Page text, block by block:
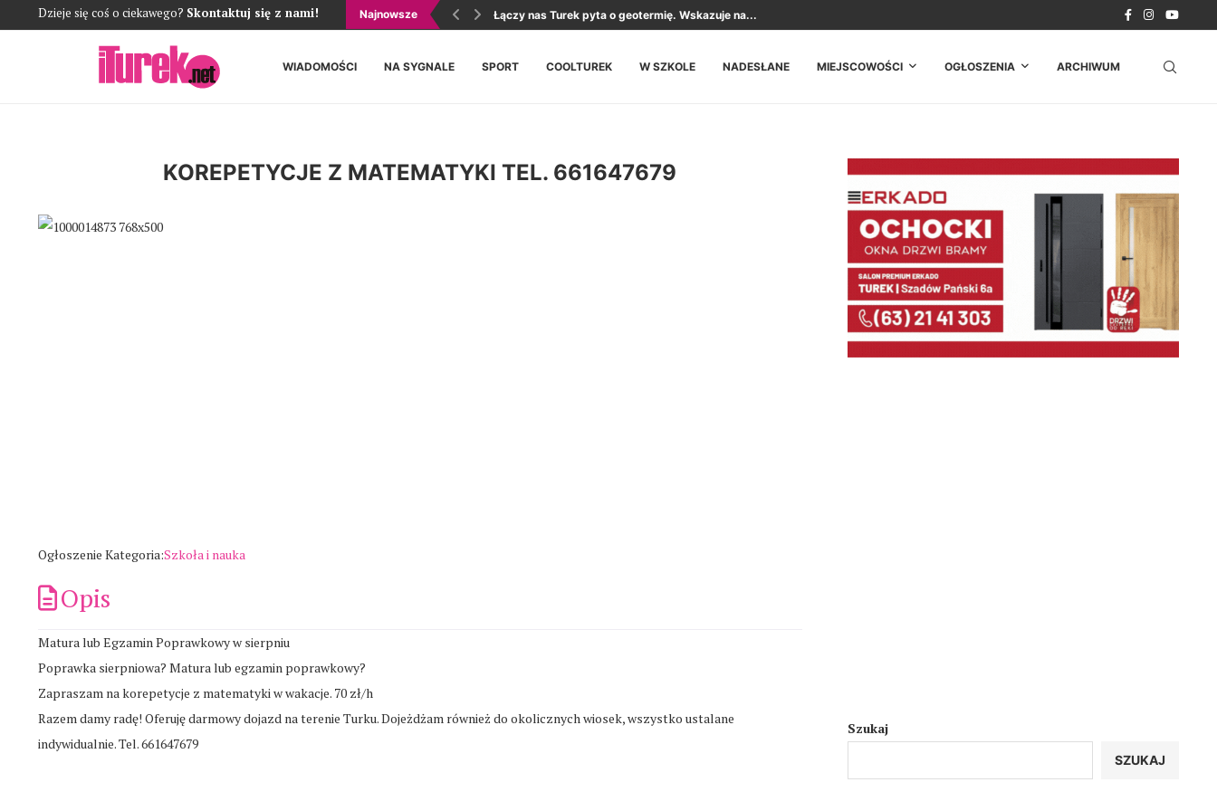
Dzieje się coś o ciekawego? Skontaktuj się z nami! Najnowsze Łączy nas Turek pyta o geotermię. Wskazuje na...
WIADOMOŚCI NA SYGNALE SPORT COOLTUREK W SZKOLE NADESŁANE MIEJSCOWOŚCI OGŁOSZENIA ARCHIWUM
KOREPETYCJE Z MATEMATYKI TEL. 661647679
Ogłoszenie Kategoria:Szkoła i nauka
Opis
Matura lub Egzamin Poprawkowy w sierpniu
Poprawka sierpniowa? Matura lub egzamin poprawkowy?
Zapraszam na korepetycje z matematyki w wakacje. 70 zł/h
Razem damy radę! Oferuję darmowy dojazd na terenie Turku. Dojeżdżam również do okolicznych wiosek, wszystko ustalane
indywidualnie. Tel. 661647679
Szukaj
SZUKAJ